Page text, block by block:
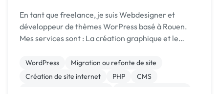
En tant que freelance, je suis Webdesigner et
développeur de thèmes WorPress basé à Rouen.
Mes services sont : La création graphique et le
réaliser le graphisme de votre interface web. Le
dévelo...
WordPress
Migration ou refonte de site
Création de site internet
PHP
CMS